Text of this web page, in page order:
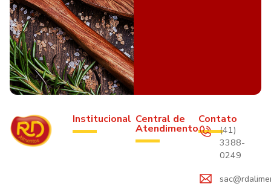
Institucional Central de
Atendimento
Contato
(41)
3388-
0249